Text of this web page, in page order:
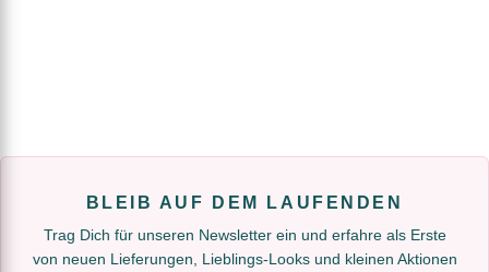
BLEIB AUF DEM LAUFENDEN
Trag Dich für unseren Newsletter ein und erfahre als Erste
von neuen Lieferungen, Lieblings-Looks und kleinen Aktionen